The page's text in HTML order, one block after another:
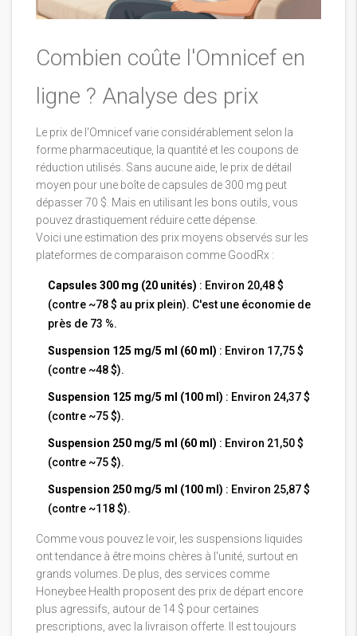
Combien coûte l'Omnicef en
ligne ? Analyse des prix
Le prix de l'Omnicef varie considérablement selon la
forme pharmaceutique, la quantité et les coupons de
réduction utilisés. Sans aucune aide, le prix de détail
moyen pour une boîte de capsules de 300 mg peut
dépasser 70 $. Mais en utilisant les bons outils, vous
pouvez drastiquement réduire cette dépense.
Voici une estimation des prix moyens observés sur les
plateformes de comparaison comme GoodRx :
Capsules 300 mg (20 unités) : Environ 20,48 $
(contre ~78 $ au prix plein). C'est une économie de
près de 73 %.
Suspension 125 mg/5 ml (60 ml) : Environ 17,75 $
(contre ~48 $).
Suspension 125 mg/5 ml (100 ml) : Environ 24,37 $
(contre ~75 $).
Suspension 250 mg/5 ml (60 ml) : Environ 21,50 $
(contre ~75 $).
Suspension 250 mg/5 ml (100 ml) : Environ 25,87 $
(contre ~118 $).
Comme vous pouvez le voir, les suspensions liquides
ont tendance à être moins chères à l'unité, surtout en
grands volumes. De plus, des services comme
Honeybee Health proposent des prix de départ encore
plus agressifs, autour de 14 $ pour certaines
prescriptions, avec la livraison offerte. Il est toujours